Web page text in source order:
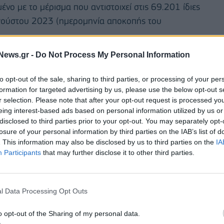
- Do Not Process My Personal Information
opt-out of the sale, sharing to third parties, or processing of your
for targeted advertising by us, please use the below opt-out
selection. Please note that after your opt-out request is processed
interest-based ads based on personal information utilized by us
to third parties prior to your opt-out. You may separately
of your personal information by third parties on the IAB’s list of
This information may also be disclosed by us to third parties on the
Participants that may further disclose it to other third parties.
Data Processing Opt Outs
opt-out of the Sharing of my personal data.
το μέρισμα που αντιστοιχεί στις 69.201 ίδιες
2023 (ημερομηνία αποκοπής του
φόρου 5% σύμφωνα με τα
την εξαίρεση ή διαφοροποίηση του
υπόκεινται σε ειδικές διατάξεις), και
μέρισμα 0,1903984791 ευρώ ανά μετοχή.
προσδιορισμού δικαιούχων (record date)
αρχεία του Συστήματος Άυλων Τίτλων (Σ.Α.Τ)
ημερομηνία αποκοπής είναι η Πέμπτη 24